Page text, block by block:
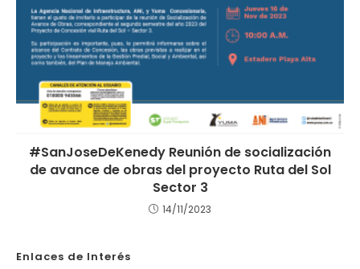
#SanJoseDeKenedy Reunión de socialización
de avance de obras del proyecto Ruta del Sol
Sector 3
14/11/2023
Enlaces de Interés